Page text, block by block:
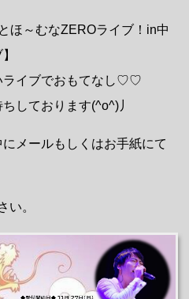
ほ～むなZEROライブ！in中
ライブでおもてなし♡♡
しております(^o^)丿
メールもしくはお手紙にて
い。